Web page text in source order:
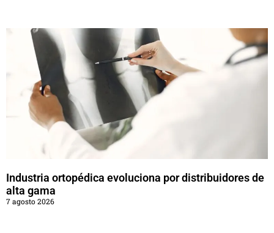
Industria ortopédica evoluciona por distribuidores de
alta gama
7 agosto 2026